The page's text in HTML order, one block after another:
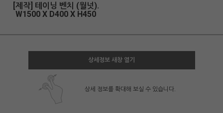
[제작] 테이닝 벤치 (월넛).
W1500 X D400 X H450
상세정보 새창 열기
상세 정보를 확대해 보실 수 있습니다.